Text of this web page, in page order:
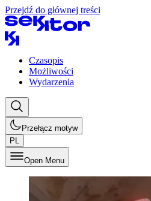
Przejdź do głównej treści
Czasopis
Możliwości
Wydarzenia
Przełącz motyw
PL
Open Menu